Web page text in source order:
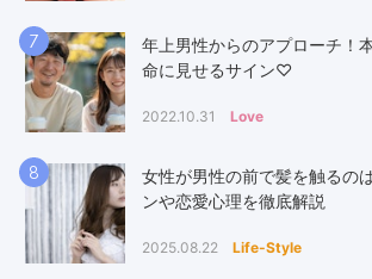
7
年上男性からのアプローチ！
命に見せるサイン♡
2022.10.31 Love
8
女性が男性の前で髪を触るの
ンや恋愛心理を徹底解説
2025.08.22 Life-Style